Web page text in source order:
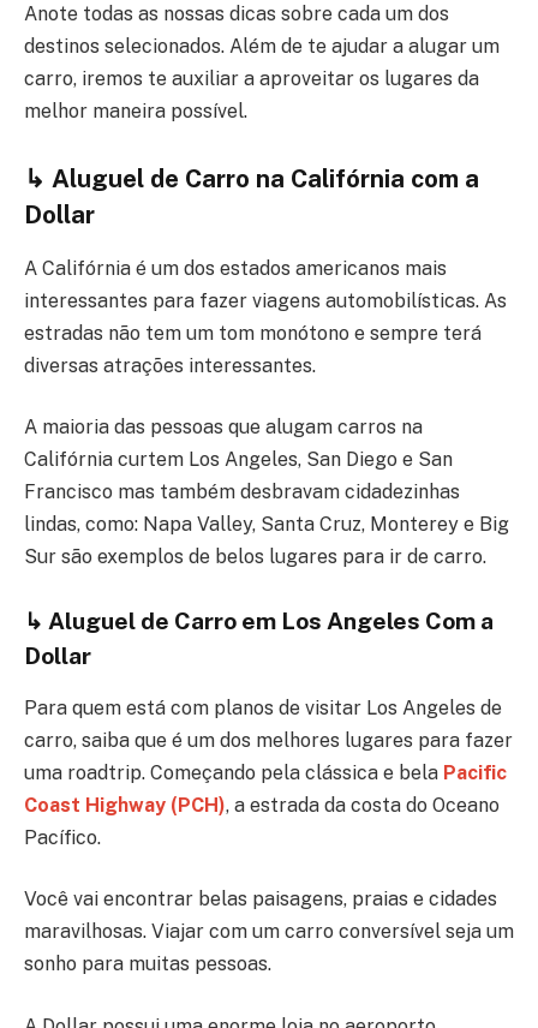
Anote todas as nossas dicas sobre cada um dos
destinos selecionados. Além de te ajudar a alugar um
carro, iremos te auxiliar a aproveitar os lugares da
melhor maneira possível.
↳ Aluguel de Carro na Califórnia com a
Dollar
A Califórnia é um dos estados americanos mais
interessantes para fazer viagens automobilísticas. As
estradas não tem um tom monótono e sempre terá
diversas atrações interessantes.
A maioria das pessoas que alugam carros na
Califórnia curtem Los Angeles, San Diego e San
Francisco mas também desbravam cidadezinhas
lindas, como: Napa Valley, Santa Cruz, Monterey e Big
Sur são exemplos de belos lugares para ir de carro.
↳ Aluguel de Carro em Los Angeles Com a
Dollar
Para quem está com planos de visitar Los Angeles de
carro, saiba que é um dos melhores lugares para fazer
uma roadtrip. Começando pela clássica e bela Pacific
Coast Highway (PCH), a estrada da costa do Oceano
Pacífico.
Você vai encontrar belas paisagens, praias e cidades
maravilhosas. Viajar com um carro conversível seja um
sonho para muitas pessoas.